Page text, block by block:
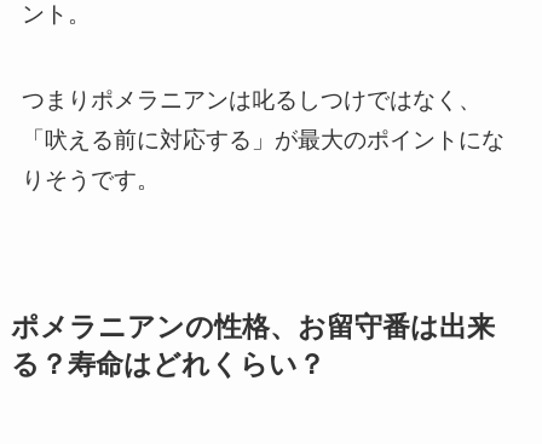
ント。
つまりポメラニアンは叱るしつけではなく、
「吠える前に対応する」が最大のポイントにな
りそうです。
ポメラニアンの性格、お留守番は出来
る？寿命はどれくらい？